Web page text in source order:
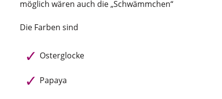
möglich wären auch die „Schwämmchen“
Die Farben sind
Osterglocke
Papaya